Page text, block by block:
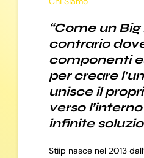
“Come un
contrario
componenti
per creare
unisce il
verso
infinite
Stiip nasce nel 2013